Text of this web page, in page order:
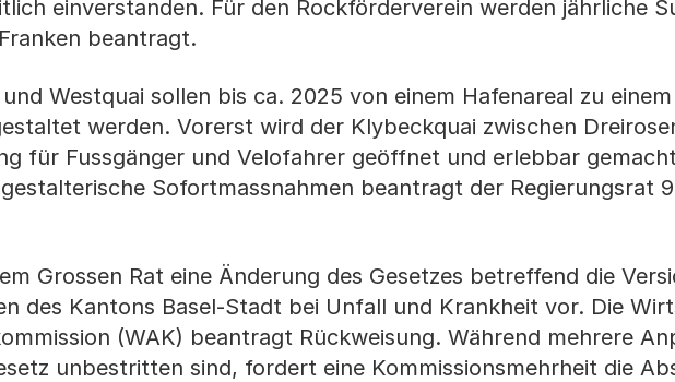
einverstanden. Für den Rockförderverein werden jährliche
beantragt.
Westquai sollen bis ca. 2025 von einem Hafenareal zu
werden. Vorerst wird der Klybeckquai zwischen
für Fussgänger und Velofahrer geöffnet und erlebbar
Sofortmassnahmen beantragt der Regierungsrat
Grossen Rat eine Änderung des Gesetzes betreffend die
des Kantons Basel-Stadt bei Unfall und Krankheit vor. Die
(WAK) beantragt Rückweisung. Während mehrere
unbestritten sind, fordert eine Kommissionsmehrheit die